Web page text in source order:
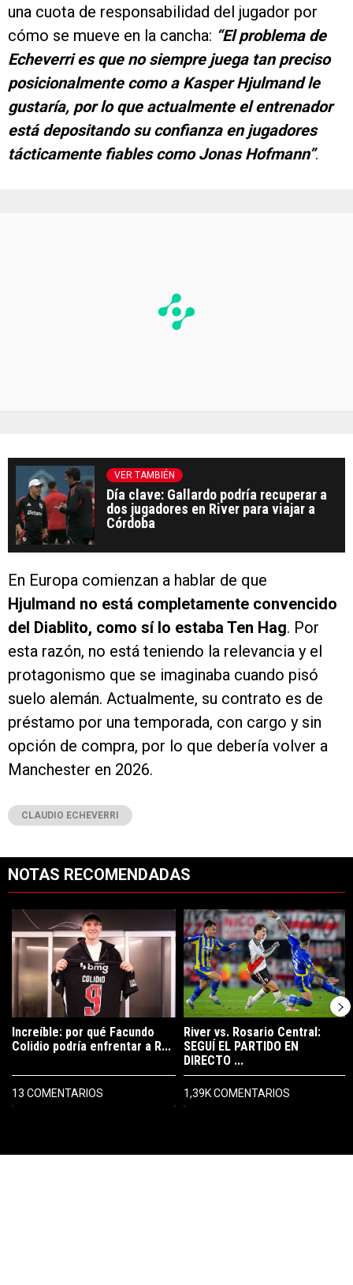
una cuota de responsabilidad del jugador por
cómo se mueve en la cancha: “El problema de
Echeverri es que no siempre juega tan preciso
posicionalmente como a Kasper Hjulmand le
gustaría, por lo que actualmente el entrenador
está depositando su confianza en jugadores
tácticamente fiables como Jonas Hofmann”.
VER TAMBIÉN
Día clave: Gallardo podría recuperar a
dos jugadores en River para viajar a
Córdoba
En Europa comienzan a hablar de que
Hjulmand no está completamente convencido
del Diablito, como sí lo estaba Ten Hag. Por
esta razón, no está teniendo la relevancia y el
protagonismo que se imaginaba cuando pisó
suelo alemán. Actualmente, su contrato es de
préstamo por una temporada, con cargo y sin
opción de compra, por lo que debería volver a
Manchester en 2026.
CLAUDIO ECHEVERRI
NOTAS RECOMENDADAS
Un artículo de tendencia con el título "Increíble: por qué Facundo
Increíble: por qué Facundo
Colidio podría enfrentar a R...
13 COMENTARIOS
Un artículo de tendencia con el
River vs. Rosario Central:
SEGUÍ EL PARTIDO EN
DIRECTO ...
1,39K COMENTARIOS